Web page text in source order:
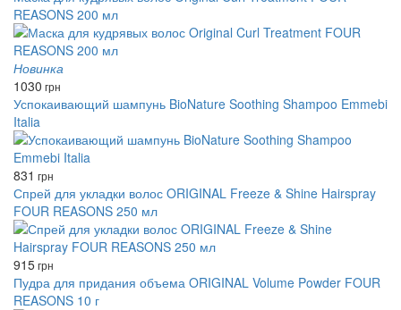
REASONS 200 мл
Новинка
1030 грн
Успокаивающий шампунь BioNature Soothing Shampoo Emmebi
Italia
831 грн
Спрей для укладки волос ORIGINAL Freeze & Shine Hairspray
FOUR REASONS 250 мл
915грн
Пудра для придания объема ORIGINAL Volume Powder FOUR
REASONS 10 г